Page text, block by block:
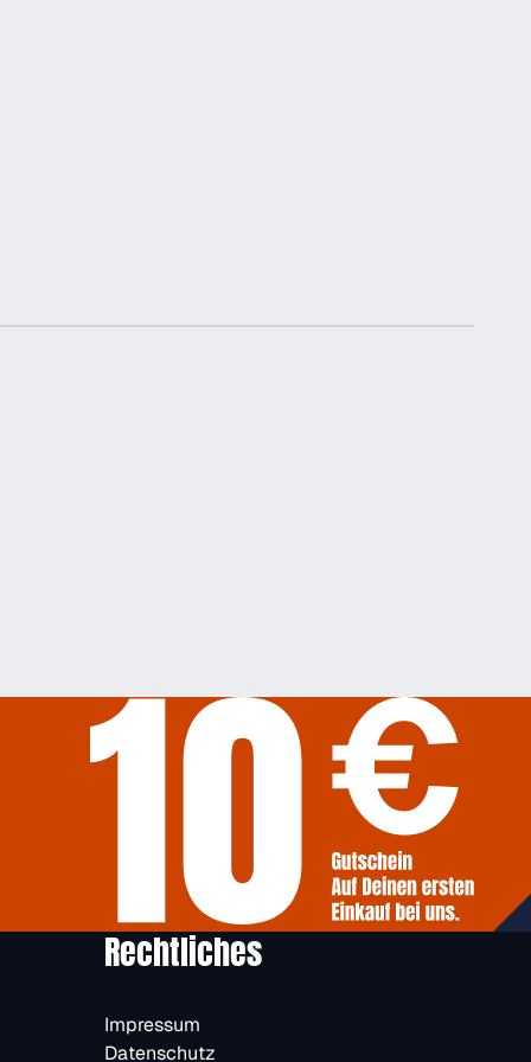
Rechtliches
Impressum
Datenschutz